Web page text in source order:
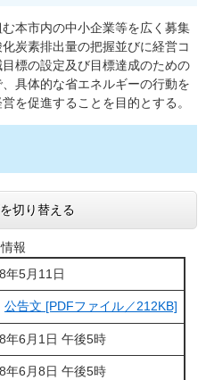
本市内の中小企業等を広く募集
炭素排出量の把握並びに経営コ
標の設定及び目標達成のための
具体的な省エネルギーの行動を
を促進することを目的とする。​
切り替える
報
年5月11日
公告文 [PDFファイル／212KB]
年6月1日 午後5時
年6月8日 午後5時